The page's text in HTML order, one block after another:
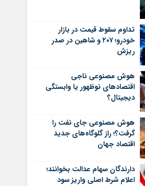
تداوم سقوط قیمت در بازار
خودرو؛ ۲۰۷ و شاهین در صدر
ریزش
هوش مصنوعی ناجی
اقتصادهای نوظهور یا وابستگی
دیجیتال؟
هوش مصنوعی جای نفت را
گرفت؟؛ راز گلوگاه‌های جدید
اقتصاد جهان
دارندگان سهام عدالت بخوانند؛
اعلام شرط اصلی واریز سود